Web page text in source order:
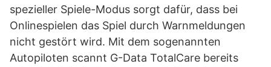
spezieller Spiele-Modus sorgt dafür, dass bei
Onlinespielen das Spiel durch Warnmeldungen
nicht gestört wird. Mit dem sogenannten
Autopiloten scannt G-Data TotalCare bereits